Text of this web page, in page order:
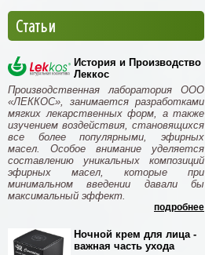
Статьи
История и Производство
Леккос
Производственная лаборатория ООО
«ЛЕККОС», занимается разработками
мягких лекарственных форм, а также
изучением воздействия, становящихся
все более популярными, эфирных
масел. Особое внимание уделяется
составлению уникальных композиций
эфирных масел, которые при
минимальном введении давали бы
максимальный эффект.
подробнее
Ночной крем для лица -
важная часть ухода